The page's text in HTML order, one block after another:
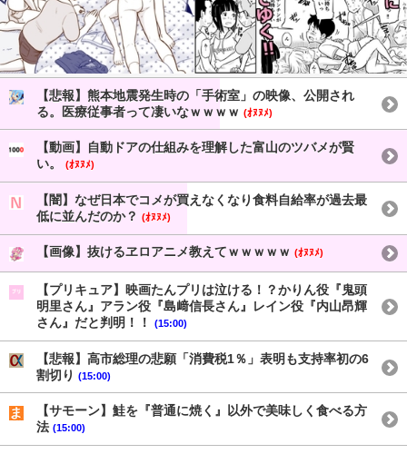
【悲報】熊本地震発生時の「手術室」の映像、公開され
る。医療従事者って凄いなｗｗｗｗ (ｵﾇﾇﾒ)
【動画】自動ドアの仕組みを理解した富山のツバメが賢
い。
(ｵﾇﾇﾒ)
【闇】なぜ日本でコメが買えなくなり食料自給率が過去最
低に並んだのか？ (ｵﾇﾇﾒ)
【画像】抜けるヱロアニメ教えてｗｗｗｗｗ (ｵﾇﾇﾒ)
【プリキュア】映画たんプリは泣ける！？かりん役『鬼頭
明里さん』アラン役『島﨑信長さん』レイン役『内山昂輝
さん』だと判明！！
(15:00)
【悲報】高市総理の悲願「消費税1％」表明も支持率初の6
割切り (15:00)
【サモーン】鮭を『普通に焼く』以外で美味しく食べる方
法 (15:00)